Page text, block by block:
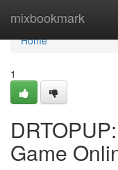
mixbookmark
Home
Home
1
Game